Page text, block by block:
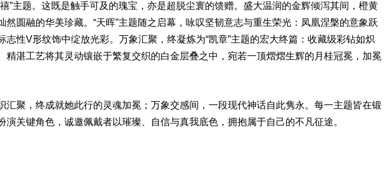
”主题。这既是触手可及的瑰宝，亦是超脱尘寰的馈赠。盛大温润的金辉倾泻其间，橙黄
然圆融的华美珍藏。“天晖”主题随之启幕，咏叹坚韧意志与重生荣光：凤凰涅槃的意象跃
志性V形纹饰中绽放光彩。万象汇聚，终凝炼为“凯章”主题的宏大终篇：收藏级彩钻如炽
精湛工艺将其灵动镶嵌于繁复交织的白金层叠之中，宛若一顶熠熠生辉的月桂冠冕，加冕
聚，终成就她此行的灵魂加冕；万象交感间，一段现代神话自此隽永。每一主题皆在锻
演关键角色，诚邀佩戴者以璀璨、自信与真我底色，拥抱属于自己的不凡征途。